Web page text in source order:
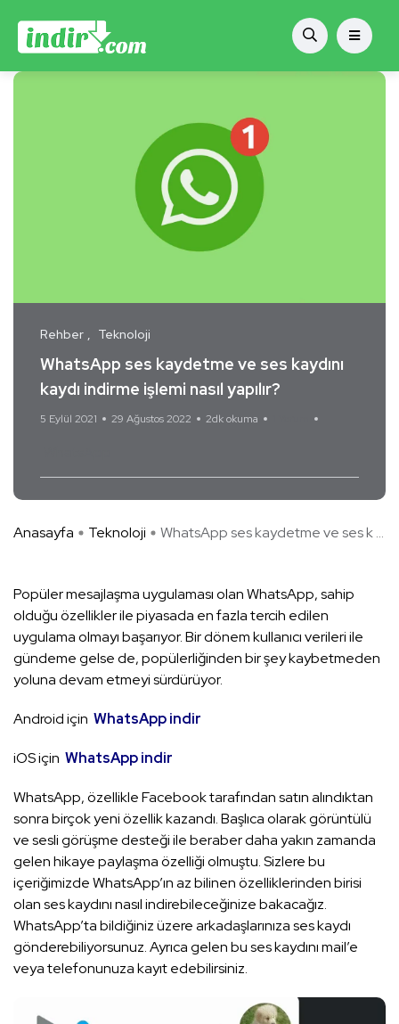
Rehber Teknoloji
WhatsApp ses kaydetme ve ses kaydını
kaydı indirme işlemi nasıl yapılır?
5 Eylül 2021 29 Ağustos 2022 2dk okuma
Anasayfa Teknoloji WhatsApp ses kaydetme ve ses k ...
Popüler mesajlaşma uygulaması olan WhatsApp, sahip
olduğu özellikler ile piyasada en fazla tercih edilen
uygulama olmayı başarıyor. Bir dönem kullanıcı verileri ile
gündeme gelse de, popülerliğinden bir şey kaybetmeden
yoluna devam etmeyi sürdürüyor.
Android için WhatsApp indir
iOS için WhatsApp indir
WhatsApp, özellikle Facebook tarafından satın alındıktan
sonra birçok yeni özellik kazandı. Başlıca olarak görüntülü
ve sesli görüşme desteği ile beraber daha yakın zamanda
gelen hikaye paylaşma özelliği olmuştu. Sizlere bu
içeriğimizde WhatsApp’ın az bilinen özelliklerinden birisi
olan ses kaydını nasıl indirebileceğinize bakacağız.
WhatsApp’ta bildiğiniz üzere arkadaşlarınıza ses kaydı
gönderebiliyorsunuz. Ayrıca gelen bu ses kaydını mail’e
veya telefonunuza kayıt edebilirsiniz.